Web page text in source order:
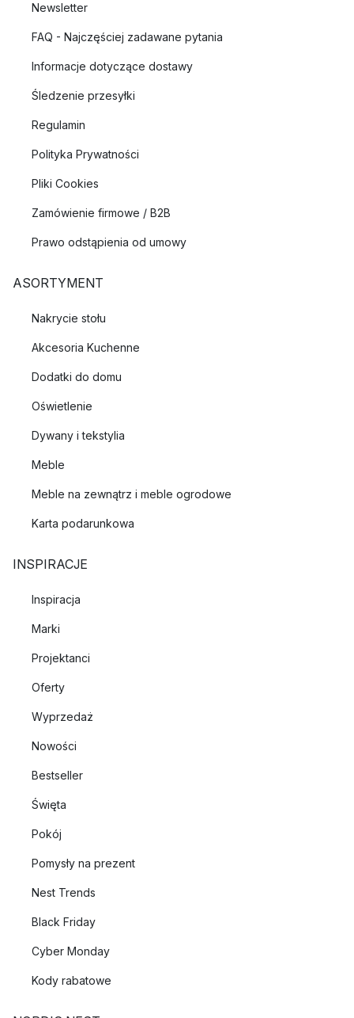
Newsletter
FAQ - Najczęściej zadawane pytania
Informacje dotyczące dostawy
Śledzenie przesyłki
Regulamin
Polityka Prywatności
Pliki Cookies
Zamówienie firmowe / B2B
Prawo odstąpienia od umowy
ASORTYMENT
Nakrycie stołu
Akcesoria Kuchenne
Dodatki do domu
Oświetlenie
Dywany i tekstylia
Meble
Meble na zewnątrz i meble ogrodowe
Karta podarunkowa
INSPIRACJE
Inspiracja
Marki
Projektanci
Oferty
Wyprzedaż
Nowości
Bestseller
Święta
Pokój
Pomysły na prezent
Nest Trends
Black Friday
Cyber Monday
Kody rabatowe